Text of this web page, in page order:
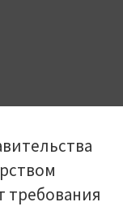
требования